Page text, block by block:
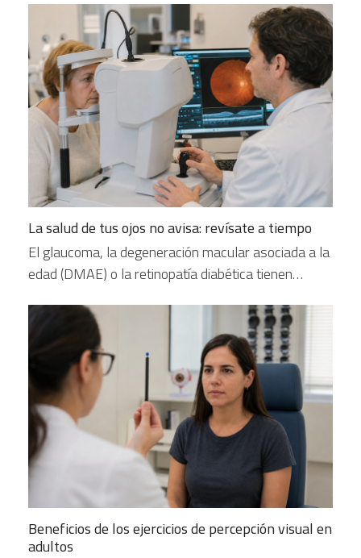
La salud de tus ojos no avisa: revísate a tiempo
El glaucoma, la degeneración macular asociada a la
edad (DMAE) o la retinopatía diabética tienen…
Beneficios de los ejercicios de percepción visual en
adultos